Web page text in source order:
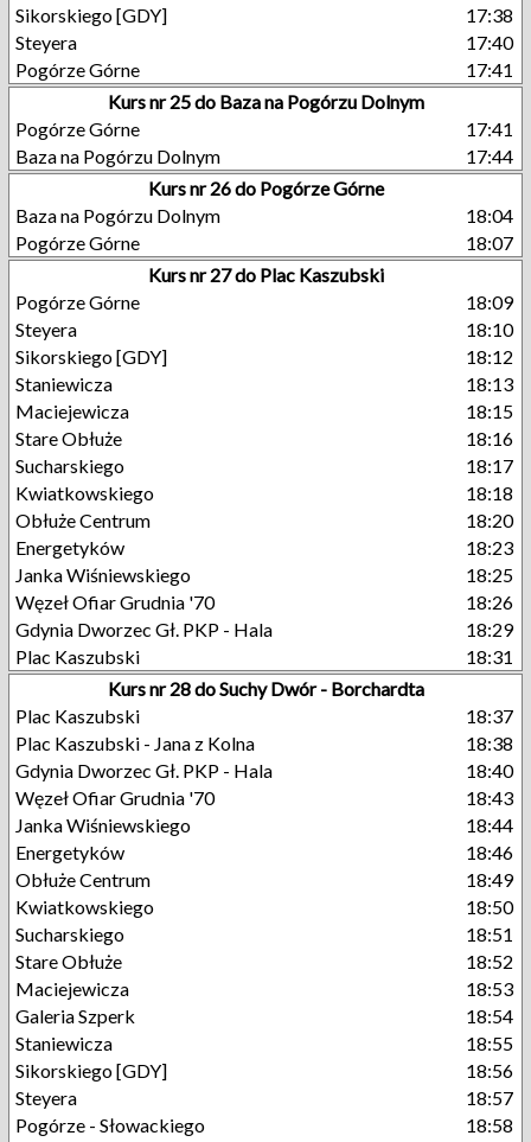
Sikorskiego [GDY]
17:38
Steyera
17:40
Pogórze Górne
17:41
Kurs nr 25 do Baza na Pogórzu Dolnym
Pogórze Górne
17:41
Baza na Pogórzu Dolnym
17:44
Kurs nr 26 do Pogórze Górne
Baza na Pogórzu Dolnym
18:04
Pogórze Górne
18:07
Kurs nr 27 do Plac Kaszubski
Pogórze Górne
18:09
Steyera
18:10
Sikorskiego [GDY]
18:12
Staniewicza
18:13
Maciejewicza
18:15
Stare Obłuże
18:16
Sucharskiego
18:17
Kwiatkowskiego
18:18
Obłuże Centrum
18:20
Energetyków
18:23
Janka Wiśniewskiego
18:25
Węzeł Ofiar Grudnia '70
18:26
Gdynia Dworzec Gł. PKP - Hala
18:29
Plac Kaszubski
18:31
Kurs nr 28 do Suchy Dwór - Borchardta
Plac Kaszubski
18:37
Plac Kaszubski - Jana z Kolna
18:38
Gdynia Dworzec Gł. PKP - Hala
18:40
Węzeł Ofiar Grudnia '70
18:43
Janka Wiśniewskiego
18:44
Energetyków
18:46
Obłuże Centrum
18:49
Kwiatkowskiego
18:50
Sucharskiego
18:51
Stare Obłuże
18:52
Maciejewicza
18:53
Galeria Szperk
18:54
Staniewicza
18:55
Sikorskiego [GDY]
18:56
Steyera
18:57
Pogórze - Słowackiego
18:58